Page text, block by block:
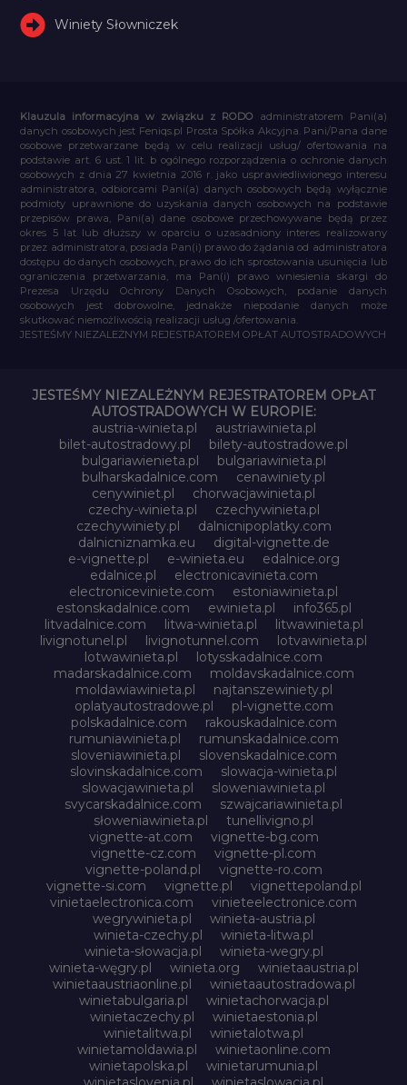
Winiety Słowniczek
Klauzula informacyjna w związku z RODO administratorem Pani(a)
danych osobowych jest Feniqs.pl Prosta Spółka Akcyjna. Pani/Pana dane
osobowe przetwarzane będą w celu realizacji usług/ ofertowania na
podstawie art. 6 ust. 1 lit. b ogólnego rozporządzenia o ochronie danych
osobowych z dnia 27 kwietnia 2016 r. jako usprawiedliwionego interesu
administratora, odbiorcami Pani(a) danych osobowych będą wyłącznie
podmioty uprawnione do uzyskania danych osobowych na podstawie
przepisów prawa, Pani(a) dane osobowe przechowywane będą przez
okres 5 lat lub dłuższy w oparciu o uzasadniony interes realizowany
przez administratora, posiada Pan(i) prawo do żądania od administratora
dostępu do danych osobowych, prawo do ich sprostowania usunięcia lub
ograniczenia przetwarzania, ma Pan(i) prawo wniesienia skargi do
Prezesa Urzędu Ochrony Danych Osobowych, podanie danych
osobowych jest dobrowolne, jednakże niepodanie danych może
skutkować niemożliwością realizacji usług /ofertowania.
JESTEŚMY NIEZALEŻNYM REJESTRATOREM OPŁAT AUTOSTRADOWYCH
JESTEŚMY NIEZALEŻNYM REJESTRATOREM OPŁAT
AUTOSTRADOWYCH W EUROPIE:
austria-winieta.pl
austriawinieta.pl
bilet-autostradowy.pl
bilety-autostradowe.pl
bulgariawienieta.pl
bulgariawinieta.pl
bulharskadalnice.com
cenawiniety.pl
cenywiniet.pl
chorwacjawinieta.pl
czechy-winieta.pl
czechywinieta.pl
czechywiniety.pl
dalnicnipoplatky.com
dalnicniznamka.eu
digital-vignette.de
e-vignette.pl
e-winieta.eu
edalnice.org
edalnice.pl
electronicavinieta.com
electroniceviniete.com
estoniawinieta.pl
estonskadalnice.com
ewinieta.pl
info365.pl
litvadalnice.com
litwa-winieta.pl
litwawinieta.pl
livignotunel.pl
livignotunnel.com
lotvawinieta.pl
lotwawinieta.pl
lotysskadalnice.com
madarskadalnice.com
moldavskadalnice.com
moldawiawinieta.pl
najtanszewiniety.pl
oplatyautostradowe.pl
pl-vignette.com
polskadalnice.com
rakouskadalnice.com
rumuniawinieta.pl
rumunskadalnice.com
sloveniawinieta.pl
slovenskadalnice.com
slovinskadalnice.com
slowacja-winieta.pl
slowacjawinieta.pl
sloweniawinieta.pl
svycarskadalnice.com
szwajcariawinieta.pl
słoweniawinieta.pl
tunellivigno.pl
vignette-at.com
vignette-bg.com
vignette-cz.com
vignette-pl.com
vignette-poland.pl
vignette-ro.com
vignette-si.com
vignette.pl
vignettepoland.pl
vinietaelectronica.com
vinieteelectronice.com
wegrywinieta.pl
winieta-austria.pl
winieta-czechy.pl
winieta-litwa.pl
winieta-słowacja.pl
winieta-wegry.pl
winieta-węgry.pl
winieta.org
winietaaustria.pl
winietaaustriaonline.pl
winietaautostradowa.pl
winietabulgaria.pl
winietachorwacja.pl
winietaczechy.pl
winietaestonia.pl
winietalitwa.pl
winietalotwa.pl
winietamoldawia.pl
winietaonline.com
winietapolska.pl
winietarumunia.pl